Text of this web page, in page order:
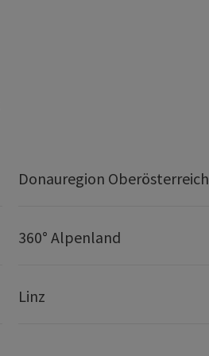
Donauregion Oberösterreich
360° Alpenland
Linz